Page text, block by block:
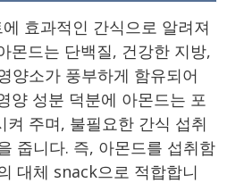
효과적인 간식으로 알려져
몬드는 단백질, 건강한 지방,
양소가 풍부하게 함유되어
양 성분 덕분에 아몬드는 포
켜 주며, 불필요한 간식 섭취
줍니다. 즉, 아몬드를 섭취함
대체 snack으로 적합합니